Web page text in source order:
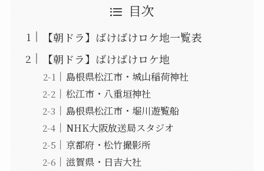
目次
【朝ドラ】ばけばけロケ地一覧表
【朝ドラ】ばけばけロケ地
島根県松江市・城山稲荷神社
松江市・八重垣神社
島根県松江市・堀川遊覧船
NHK大阪放送局スタジオ
京都府・松竹撮影所
滋賀県・日吉大社